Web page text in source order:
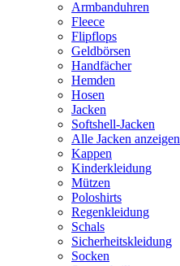
Armbanduhren
Fleece
Flipflops
Geldbörsen
Handfächer
Hemden
Hosen
Jacken
Softshell-Jacken
Alle Jacken anzeigen
Kappen
Kinderkleidung
Mützen
Poloshirts
Regenkleidung
Schals
Sicherheitskleidung
Socken